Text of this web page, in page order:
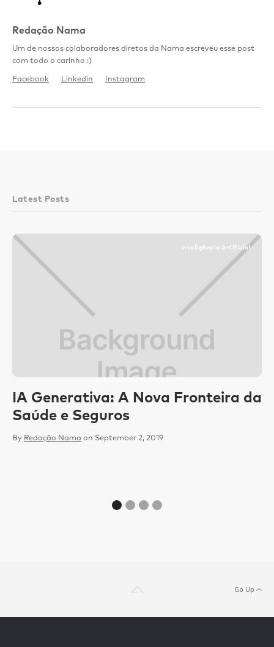
Redação Nama
Um de nossos colaboradores diretos da Nama escreveu esse post
com todo o carinho :)
Facebook Linkedin Instagram
Latest Posts
Inteligência Artificial
IA Generativa: A Nova Fronteira da
Saúde e Seguros
By Redação Nama on September 2, 2019
Go Up